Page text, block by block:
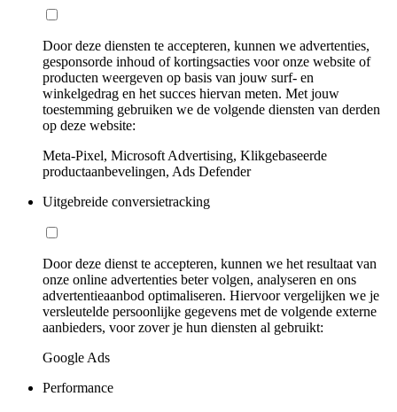
Door deze diensten te accepteren, kunnen we advertenties,
gesponsorde inhoud of kortingsacties voor onze website of
producten weergeven op basis van jouw surf- en
winkelgedrag en het succes hiervan meten. Met jouw
toestemming gebruiken we de volgende diensten van derden
op deze website:
Meta-Pixel, Microsoft Advertising, Klikgebaseerde
productaanbevelingen, Ads Defender
Uitgebreide conversietracking
Door deze dienst te accepteren, kunnen we het resultaat van
onze online advertenties beter volgen, analyseren en ons
advertentieaanbod optimaliseren. Hiervoor vergelijken we je
versleutelde persoonlijke gegevens met de volgende externe
aanbieders, voor zover je hun diensten al gebruikt:
Google Ads
Performance